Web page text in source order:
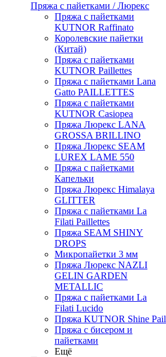
Пряжа с пайетками / Люрекс
Пряжа с пайетками
KUTNOR Raffinato
Королевские пайетки
(Китай)
Пряжа с пайетками
KUTNOR Paillettes
Пряжа с пайетками Lana
Gatto PAILLETTES
Пряжа с пайетками
KUTNOR Casiopea
Пряжа Люрекс LANA
GROSSA BRILLINO
Пряжа Люрекс SEAM
LUREX LAME 550
Пряжа с пайетками
Капельки
Пряжа Люрекс Himalaya
GLITTER
Пряжа с пайетками La
Filati Paillettes
Пряжа SEAM SHINY
DROPS
Микропайетки 3 мм
Пряжа Люрекс NAZLI
GELIN GARDEN
METALLIC
Пряжа с пайетками La
Filati Lucido
Пряжа KUTNOR Shine Pail
Пряжа с бисером и
пайетками
Ещё